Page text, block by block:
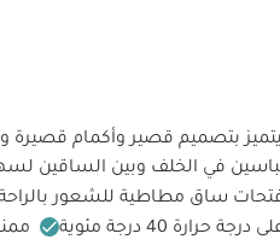
بتصميم قصير وأكمام قصيرة
في الخلف وبين الساقين
ساق مطاطية للشعور
حرارة 40 درجة مئوية